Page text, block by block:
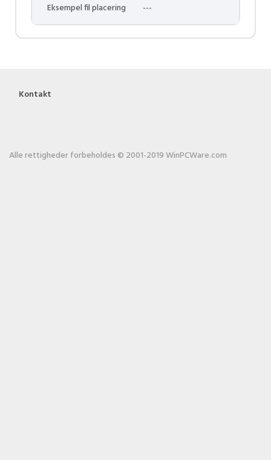
Eksempel fil placering ---
Kontakt
Alle rettigheder forbeholdes © 2001-2019 WinPCWare.com